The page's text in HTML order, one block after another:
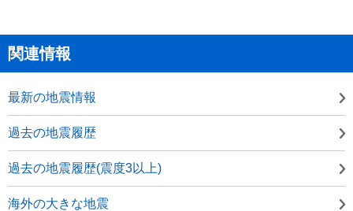
関連情報
最新の地震情報
過去の地震履歴
過去の地震履歴(震度3以上)
海外の大きな地震